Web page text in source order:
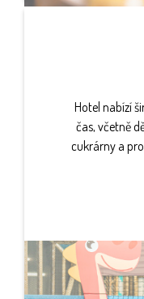
Hotel nabízí
čas, včetně
cukrárny a